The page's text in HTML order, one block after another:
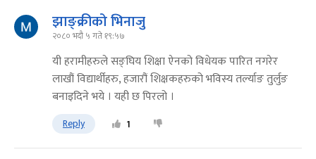
झाङ्क्रीको भिनाजु
२०८० भदौ ५ गते १९:५७
यी हरामीहरुले सङ्घिय शिक्षा ऐनको विधेयक पारित नगरेर
लाखौं विद्यार्थीहरु, हजारौं शिक्षकहरुको भविस्य तर्ल्याङ तुर्लुङ
बनाइदिने भये । यही छ पिरलो ।
Reply 1